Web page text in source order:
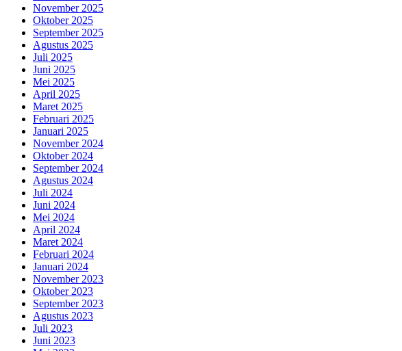
November 2025
Oktober 2025
September 2025
Agustus 2025
Juli 2025
Juni 2025
Mei 2025
April 2025
Maret 2025
Februari 2025
Januari 2025
November 2024
Oktober 2024
September 2024
Agustus 2024
Juli 2024
Juni 2024
Mei 2024
April 2024
Maret 2024
Februari 2024
Januari 2024
November 2023
Oktober 2023
September 2023
Agustus 2023
Juli 2023
Juni 2023